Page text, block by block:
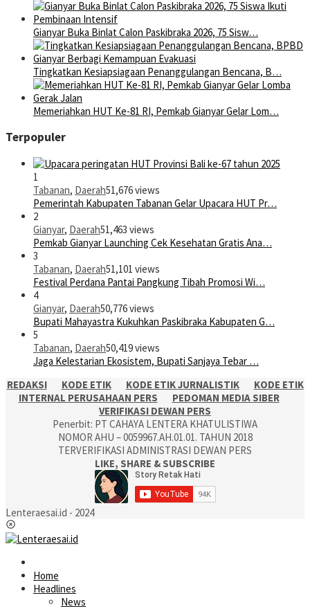
Gianyar Buka Binlat Calon Paskibraka 2026, 75 Sisw…
Tingkatkan Kesiapsiagaan Penanggulangan Bencana, B…
Memeriahkan HUT Ke-81 RI, Pemkab Gianyar Gelar Lom…
Terpopuler
1
Tabanan, Daerah51,676 views
Pemerintah Kabupaten Tabanan Gelar Upacara HUT Pr…
2
Gianyar, Daerah51,463 views
Pemkab Gianyar Launching Cek Kesehatan Gratis Ana…
3
Tabanan, Daerah51,101 views
Festival Perdana Pantai Pangkung Tibah Promosi Wi…
4
Gianyar, Daerah50,776 views
Bupati Mahayastra Kukuhkan Paskibraka Kabupaten G…
5
Tabanan, Daerah50,419 views
Jaga Kelestarian Ekosistem, Bupati Sanjaya Tebar …
REDAKSI
KODE ETIK KODE ETIK JURNALISTIK
KODE ETIK
INTERNAL PERUSAHAAN PERS
PEDOMAN MEDIA SIBER
VERIFIKASI DEWAN PERS
Penerbit: PT CAHAYA LENTERA KHATULISTIWA
NOMOR AHU – 0059967.AH.01.01. TAHUN 2018
TERVERIFIKASI ADMINISTRASI DEWAN PERS
LIKE, SHARE & SUBSCRIBE
Lenteraesai.id - 2024
Home
Headlines
News